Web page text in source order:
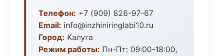
Телефон: +7 (909) 826-97-67
Email: info@inzhiniringlabi10.ru
Город: Калуга
Режим работы: Пн-Пт: 09:00-18:00,